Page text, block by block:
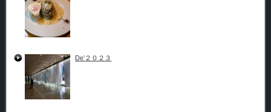
De’２０２３